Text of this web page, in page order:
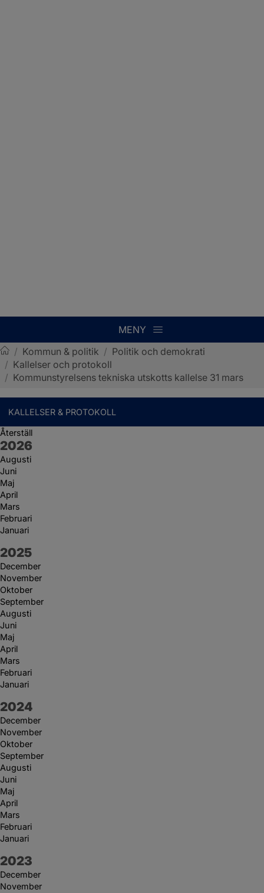
MENY
Sotenäs kommun
/ Kommun & politik / Politik och demokrati
/ Kallelser och protokoll
/ Kommunstyrelsens tekniska utskotts kallelse 31 mars
KALLELSER & PROTOKOLL
Återställ
År:
2026
Augusti
Juni
Maj
April
Mars
Februari
Januari
År:
2025
December
November
Oktober
September
Augusti
Juni
Maj
April
Mars
Februari
Januari
År:
2024
December
November
Oktober
September
Augusti
Juni
Maj
April
Mars
Februari
Januari
År:
2023
December
November